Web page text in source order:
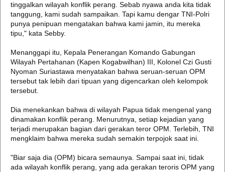
tinggalkan wilayah konflik perang. Sebab nyawa anda kita tidak
tanggung, kami sudah sampaikan. Tapi kamu dengar TNI-Polri
punya penipuan mengatakan bahwa kami jamin, itu mereka
tipu," kata Sebby.
Menanggapi itu, Kepala Penerangan Komando Gabungan
Wilayah Pertahanan (Kapen Kogabwilhan) III, Kolonel Czi Gusti
Nyoman Suriastawa menyatakan bahwa seruan-seruan OPM
tersebut tak lebih dari tipuan yang digencarkan oleh kelompok
tersebut.
Dia menekankan bahwa di wilayah Papua tidak mengenal yang
dinamakan konflik perang. Menurutnya, setiap kejadian yang
terjadi merupakan bagian dari gerakan teror OPM. Terlebih, TNI
mengklaim bahwa mereka sudah semakin terpojok saat ini.
"Biar saja dia (OPM) bicara semaunya. Sampai saat ini, tidak
ada wilayah konflik perang, yang ada gerakan teroris OPM yang